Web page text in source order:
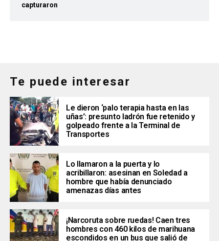
capturaron
Te puede interesar
Le dieron ‘palo terapia hasta en las
uñas’: presunto ladrón fue retenido y
golpeado frente a la Terminal de
Transportes
Lo llamaron a la puerta y lo
acribillaron: asesinan en Soledad a
hombre que había denunciado
amenazas días antes
¡Narcoruta sobre ruedas! Caen tres
hombres con 460 kilos de marihuana
escondidos en un bus que salió de